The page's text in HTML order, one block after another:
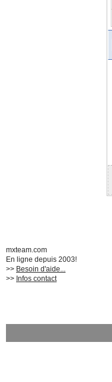
mxteam.com
En ligne depuis 2003!
>> Besoin d'aide...
>> Infos contact